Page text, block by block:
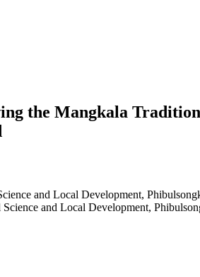
the Mangkala
and Local Development,
and Local Development,